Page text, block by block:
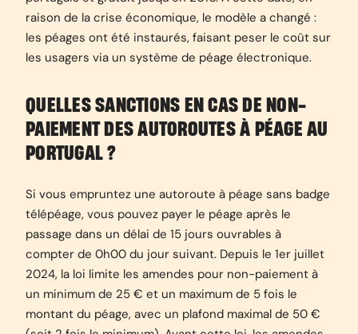
raison de la crise économique, le modèle a changé :
les péages ont été instaurés, faisant peser le coût sur
les usagers via un système de péage électronique.
QUELLES SANCTIONS EN CAS DE NON-
PAIEMENT DES AUTOROUTES À PÉAGE AU
PORTUGAL ?
Si vous empruntez une autoroute à péage sans badge
télépéage, vous pouvez payer le péage après le
passage dans un délai de 15 jours ouvrables à
compter de 0h00 du jour suivant. Depuis le 1er juillet
2024, la loi limite les amendes pour non-paiement à
un minimum de 25 € et un maximum de 5 fois le
montant du péage, avec un plafond maximal de 50 €